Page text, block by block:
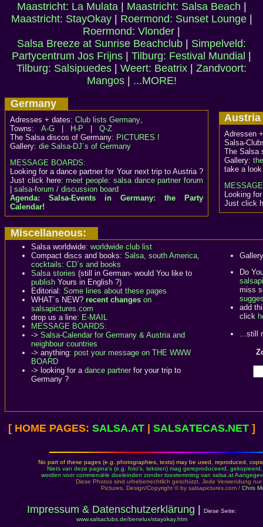
Maastricht: La Mulata| Maastricht: Salsa Beach
Maastricht: StayOkay| Roermond: Sunset Lounge|
Roermond: Vlonder
Salsa Breeze at Sunrise Beachclub
Simpelveld:
Partycentrum Jos Frijns
Tilburg: Festival Mundial
Tilburg: Salsipuedes
Weert: Beatrix
Zandvoort:
Mangos| ...MORE!
Germany
Adresses + dates: Club lists Germany,
Towns: A-G H-P
Q-Z
The Salsa discos of Germany: PICTURES !
Gallery: die Salsa-DJ´s of Germany
MESSAGE BOARDS:
Looking for a dance partner for Your next trip to Austria ?
Just click here:meet people: salsa dance partner forum
salsa-forum / discussion board
Agenda: Salsa-Events in Germany: the Party
Calendar!
Adressen
Salsa-
The Salsa
Gallery:
take a
Looking
Just click
Miscellaneous:
Salsa worldwide: worldwide club list
Compact discs and books: Salsa, south America,
cocktails: CD´s and books
Salsa stories (still in German- would You like to
publish Yours in English ?)
Editorial: Some lines about these pages
WHAT´s NEW? recent changes on
salsapictures.com
drop us a line: E-MAIL
MESSAGE BOARDS:
-> Salsa-Calendar for Germany & Austria and
neighbour countries
-> anything: post your message on THE WWW
BOARD
-> looking for a dance partnerfor your trip to
Germany ?
Do
miss
add
click
...still
[ HOME PAGES: SALSA.AT SALSATECAS.NET]
No part of these pages (e.g. photographies, texts) may be used, reproduced,
Niets van deze pagina's (e.g. foto's, teksten) mag gereproduceerd,
worden voor commerciële doeleinden zonder toestemming van salsa.at
Diese Photos sind urheberrechtlich geschützt. Jede Verwendung
Pictures, Design/Copyright © by salsapictures.com / Chris
Impressum & Datenschutzerklärung
Diese Seite:
www.salsaclubs.de/benelux/stayokay.htm